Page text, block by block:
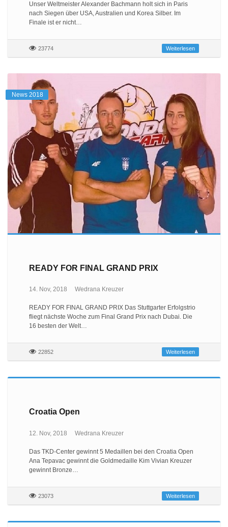
Unser Weltmeister Alexander Bachmann holt sich in Paris
nach Siegen über USA, Australien und Korea Silber. Im
Finale ist er nicht…
23774 Weiterlesen
News 2018
READY FOR FINAL GRAND PRIX
14. Nov, 2018 Wedrana Kreuzer
READY FOR FINAL GRAND PRIX Das Stuttgarter Erfolgstrio
fliegt nächste Woche zum Final Grand Prix nach Dubai. Die
16 besten der Welt…
22852 Weiterlesen
Croatia Open
12. Nov, 2018 Wedrana Kreuzer
Das TKD-Center gewinnt 5 Medaillen bei den Croatia Open
Ana Tepavac gewinnt die Goldmedaille Kim Vivian Kreuzer
gewinnt Bronze…
23073 Weiterlesen